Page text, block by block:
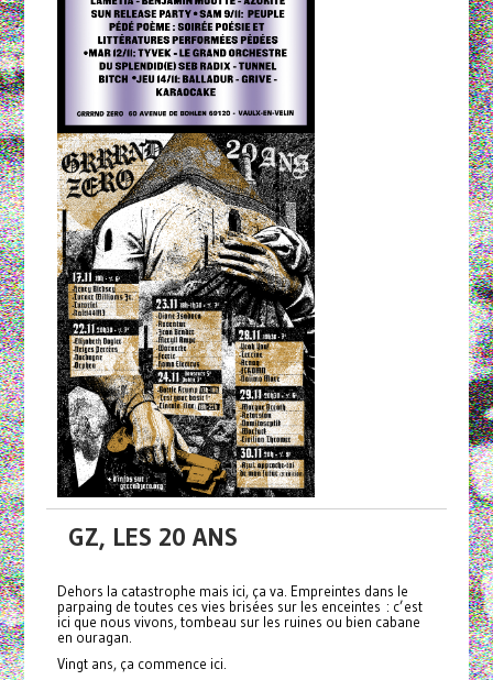
GZ, LES 20 ANS
Dehors la catastrophe mais ici, ça va. Empreintes dans le
parpaing de toutes ces vies brisées sur les enceintes : c’est
ici que nous vivons, tombeau sur les ruines ou bien cabane
en ouragan.
Vingt ans, ça commence ici.